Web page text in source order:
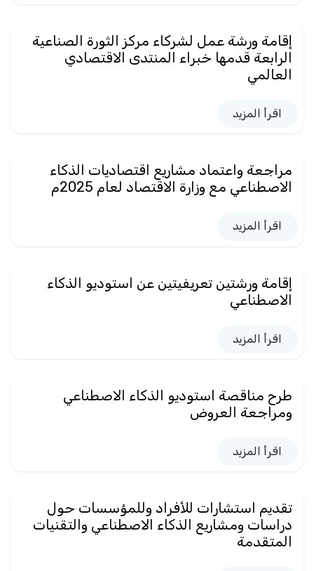
إقامة ورشة عمل لشركاء مركز الثورة الصناعية
الرابعة قدمها خبراء المنتدى الاقتصادي
العالمي
اقرأ المزيد
مراجعة واعتماد مشاريع اقتصاديات الذكاء
الاصطناعي مع وزارة الاقتصاد لعام 2025م
اقرأ المزيد
إقامة ورشتين تعريفيتين عن استوديو الذكاء
الاصطناعي
اقرأ المزيد
طرح مناقصة استوديو الذكاء الاصطناعي
ومراجعة العروض
اقرأ المزيد
تقديم استشارات للأفراد وللمؤسسات حول
دراسات ومشاريع الذكاء الاصطناعي والتقنيات
المتقدمة